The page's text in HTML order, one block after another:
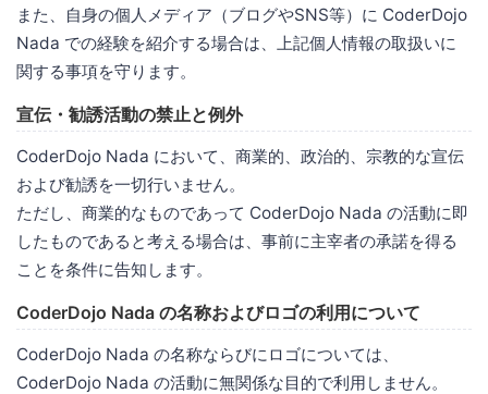
また、自身の個人メディア（ブログやSNS等）に CoderDojo
Nada での経験を紹介する場合は、上記個人情報の取扱いに
関する事項を守ります。
宣伝・勧誘活動の禁止と例外
CoderDojo Nada において、商業的、政治的、宗教的な宣伝
および勧誘を一切行いません。
ただし、商業的なものであって CoderDojo Nada の活動に即
したものであると考える場合は、事前に主宰者の承諾を得る
ことを条件に告知します。
CoderDojo Nada の名称およびロゴの利用について
CoderDojo Nada の名称ならびにロゴについては、
CoderDojo Nada の活動に無関係な目的で利用しません。